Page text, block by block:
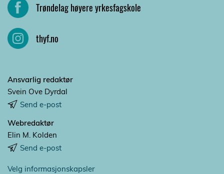
Trøndelag høyere yrkesfagskole
thyf.no
Ansvarlig redaktør
Svein Ove Dyrdal
Send e-post
Webredaktør
Elin M. Kolden
Send e-post
Velg informasjonskapsler